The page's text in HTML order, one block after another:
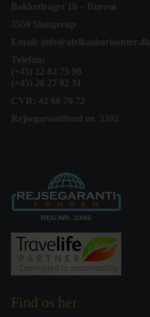
Bakkedraget 10 – Buresø
3550 Slangerup
Email: info@afrikashorisonter.dk
Telefon:
(+45) 22 82 75 90
(+45) 26 27 92 31
CVR: 42 66 70 72
Rejsegarantifond nr. 3392
Find os her